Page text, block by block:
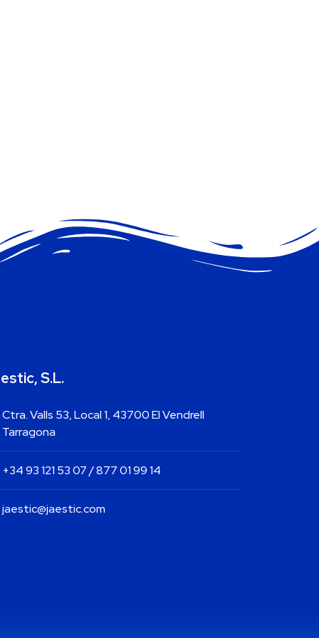
S.L.
Ctra. Valls 53, Local 1, 43700 El Vendrell
Tarragona
+34 93 121 53 07 / 877 01 99 14
jaestic@jaestic.com